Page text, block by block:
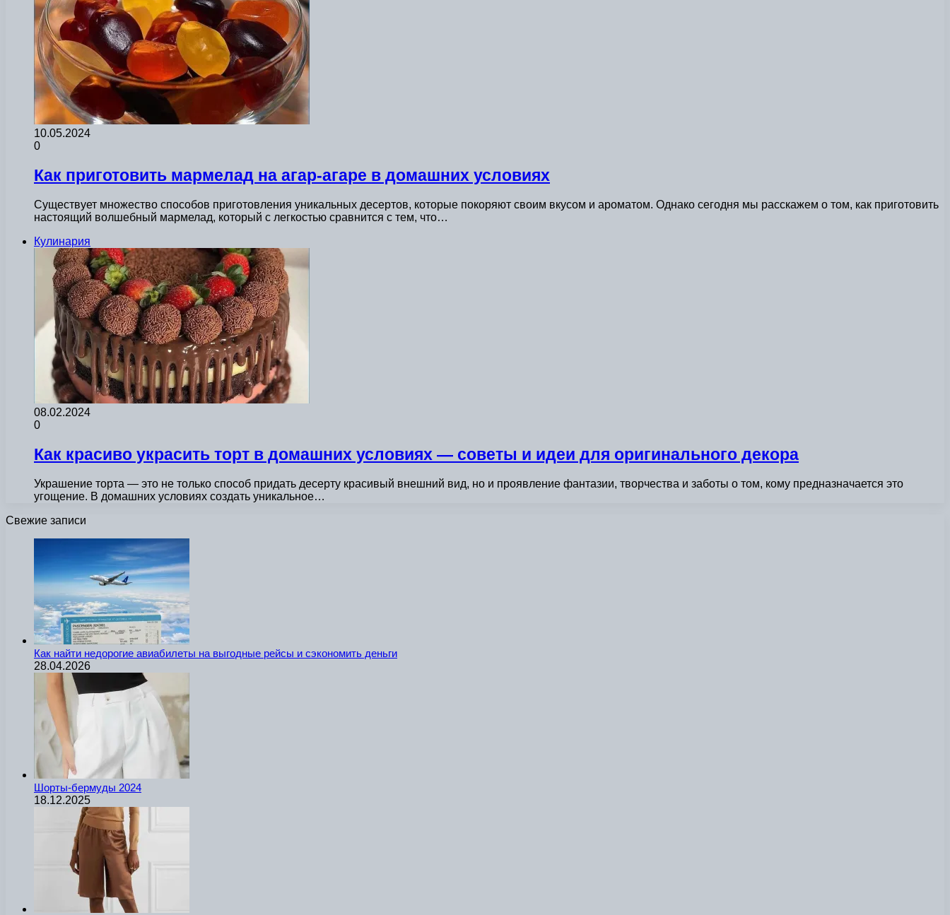
10.05.2024
0
Как приготовить мармелад на агар-агаре в домашних условиях
Существует множество способов приготовления уникальных десертов, которые покоряют своим вкусом и ароматом. Однако сегодня мы расскажем о том, как приготовить
настоящий волшебный мармелад, который с легкостью сравнится с тем, что…
Кулинария
08.02.2024
0
Как красиво украсить торт в домашних условиях — советы и идеи для оригинального декора
Украшение торта — это не только способ придать десерту красивый внешний вид, но и проявление фантазии, творчества и заботы о том, кому предназначается это
угощение. В домашних условиях создать уникальное…
Свежие записи
Как найти недорогие авиабилеты на выгодные рейсы и сэкономить деньги
28.04.2026
Шорты-бермуды 2024
18.12.2025